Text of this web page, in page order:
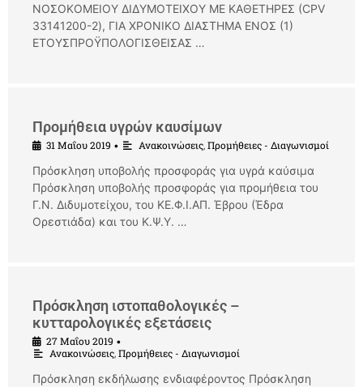
ΝΟΣΟΚΟΜΕΙΟΥ ΔΙΔΥΜΟΤΕΙΧΟΥ ME ΚΑΘΕΤΗΡΕΣ (CPV
33141200-2), ΓΙΑ ΧΡΟΝΙΚΟ ΔΙΑΣΤΗΜΑ ΕΝΟΣ (1)
ΕΤΟΥΣΠΡΟΫΠΟΛΟΓΙΣΘΕΙΣΑΣ …
Προμήθεια υγρών καυσίμων
31 Μαΐου 2019 • Ανακοινώσεις,Προμήθειες - Διαγωνισμοί
Πρόσκληση υποβολής προσφοράς για υγρά καύσιμα
Πρόσκληση υποβολής προσφοράς για προμήθεια του
Γ.Ν. Διδυμοτείχου, του ΚΕ.Φ.Ι.ΑΠ. Έβρου (Έδρα
Ορεστιάδα) και του Κ.Ψ.Υ. …
Πρόσκληση ιστοπαθολογικές –
κυτταρολογικές εξετάσεις
27 Μαΐου 2019 •
Ανακοινώσεις,Προμήθειες - Διαγωνισμοί
Πρόσκληση εκδήλωσης ενδιαφέροντος Πρόσκληση